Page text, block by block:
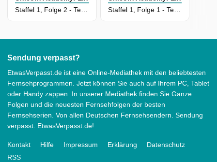
Staffel 1, Folge 2 - Teil 2
Staffel 1, Folge 1 - Teil 1
Sendung verpasst?
EtwasVerpasst.de ist eine Online-Mediathek mit den beliebtesten
Fernsehprogrammen. Jetzt können Sie auch auf Ihrem PC, Tablet
oder Handy zappen. In unserer Mediathek finden Sie Ganze
Folgen und die neuesten Fernsehfolgen der besten
Fernsehserien. Von allen Deutschen Fernsehsendern. Sendung
verpasst: EtwasVerpasst.de!
Kontakt Hilfe Impressum Erklärung
Datenschutz
RSS